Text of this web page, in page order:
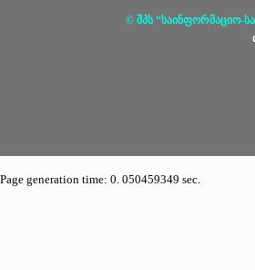
© შპს “საინფორმაციო-
Page generation time: 0. 050459349 sec.